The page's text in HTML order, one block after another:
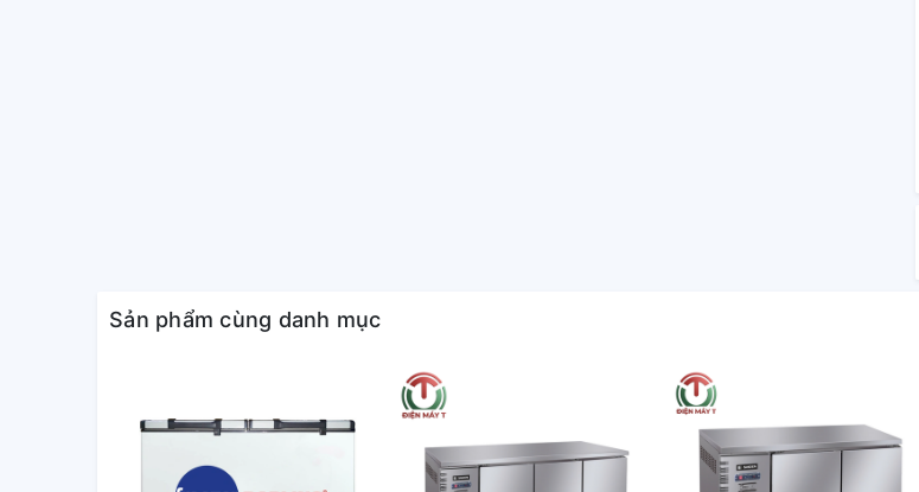
40% điện
Được đánh giá là thân thiện với môi trường, Gas R600a được Sanaky ứng dụng trên chiếc tủ
đông của mình. Với loại gas này, tủ sẽ nhanh chóng làm lạnh thực phẩm nhưng vẫn đảm bảo khả
năng tiết kiệm lên đến 40% điện tiêu thụ, hạn chế chi phí điện hàng tháng cho gia đình.
Sản phẩm cùng danh mục